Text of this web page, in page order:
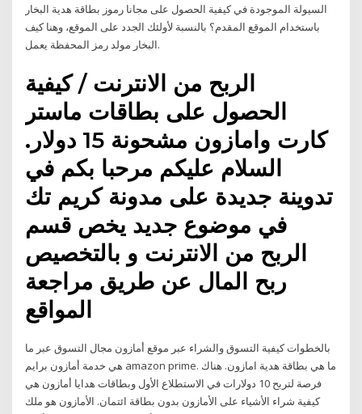
السيولة الموجودة في كيفية الحصول على مجانا رموز بطاقة هدية البخار
باستخدام الموقع المقدم؟ بالنسبة لأولئك الجدد على الموقع، وهنا كيف
البخار مولد رمز المحفظة يعمل.
الربح من الانترنت / كيفية
الحصول على بطاقات ماستر
كارت وامازون مشحونة 15 دولار.
السلام عليكم مرحبا بكم في
تدوينة جديدة على مدونة كريم تك
في موضوع جديد يخص قسم
الربح من الانترنت و بالتخصيص
ربح المال عن طريق مراجعة
المواقع
بالخطوات كيفية التسوق والشراء عبر موقع أمازون مجال التسوق عبر ما
هي خدمة أمازون برايم amazon prime. ما هي بطاقة هدية امازون. هناك
فرصة لتربح 10 دولارات في الاستطلاع الأول وبطاقات هدايا أمازون هي
كيفية شراء الأشياء على الأمازون بدون بطاقة ائتمان. الأمازون هو ملك